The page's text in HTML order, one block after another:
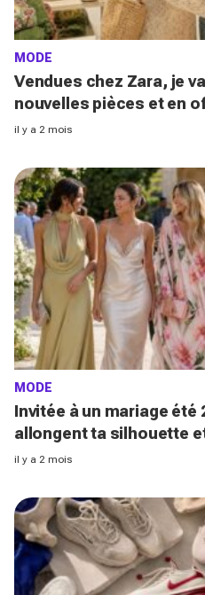
MODE
Vendues chez Zara, je
nouvelles pièces et en
il y a 2 mois
MODE
Invitée à un mariage été
allongent ta silhouette
ultra-tendances
il y a 2 mois